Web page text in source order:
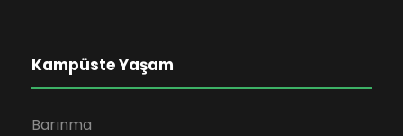
Kampüste Yaşam
Barınma